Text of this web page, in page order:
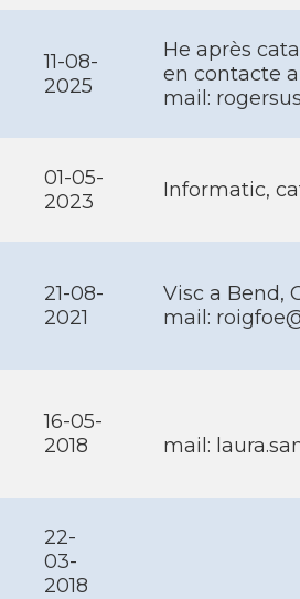
11-08-
2025
He après
en contacte
mail:
01-05-
2023
Informatic,
21-08-
2021
Visc a Bend,
mail:
16-05-
2018
mail:
22-
03-
2018